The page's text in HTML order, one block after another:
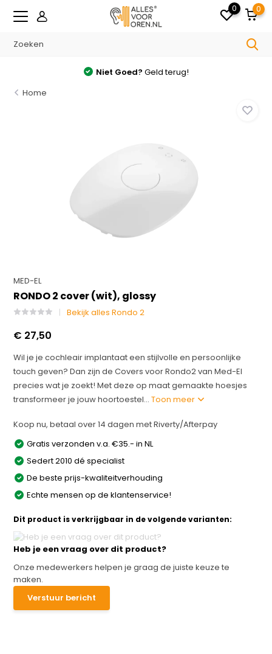
0 0
Niet Goed? Geld terug!
Home
MED-EL
RONDO 2 cover (wit), glossy
Bekijk alles Rondo 2
€ 27,50
Wil je je cochleair implantaat een stijlvolle en persoonlijke
touch geven? Dan zijn de Covers voor Rondo2 van Med-El
precies wat je zoekt! Met deze op maat gemaakte hoesjes
transformeer je jouw hoortoestel...Toon meer
Koop nu, betaal over 14 dagen met Riverty/Afterpay
Gratis verzonden v.a. €35.- in NL
Sedert 2010 dé specialist
De beste prijs-kwaliteitverhouding
Echte mensen op de klantenservice!
Dit product is verkrijgbaar in de volgende varianten:
Heb je een vraag over dit product?
Onze medewerkers helpen je graag de juiste keuze te
maken.
Verstuur bericht